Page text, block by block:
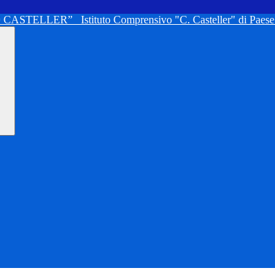
Istituto Comprensivo "C. Casteller" di Paese